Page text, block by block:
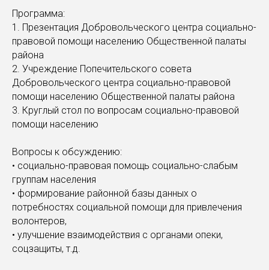
Программа:
1. Презентация Добровольческого центра социально-
правовой помощи населению Общественной палаты
района
2. Учреждение Попечительского совета
Добровольческого центра социально-правовой
помощи населению Общественной палаты района
3. Круглый стол по вопросам социально-правовой
помощи населению
Вопросы к обсуждению:
• социально-правовая помощь социально-слабым
группам населения
• формирование районной базы данных о
потребностях социальной помощи для привлечения
волонтеров,
• улучшение взаимодействия с органами опеки,
соцзащиты, т.д.